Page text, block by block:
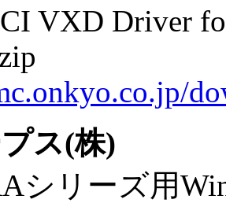
VXD Driver
ス(株)
シリーズ用